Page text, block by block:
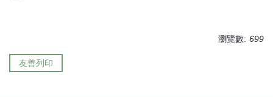
瀏覽數: 699
友善列印